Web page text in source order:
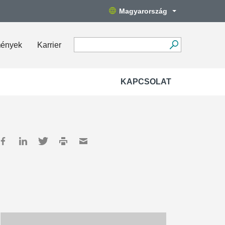
Magyarország
Karrier
KAPCSOLAT